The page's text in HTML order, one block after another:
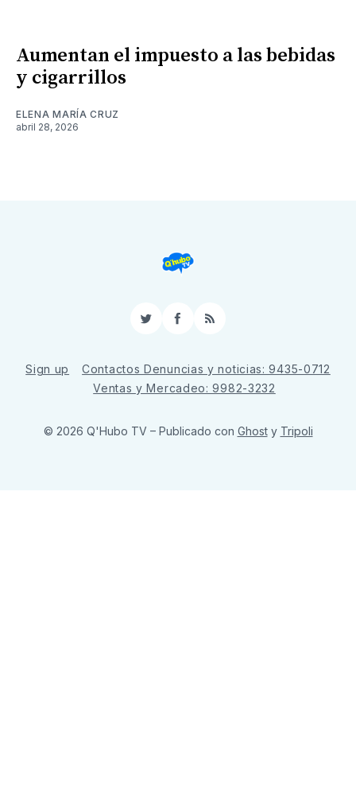
Aumentan el impuesto a las bebidas
y cigarrillos
ELENA MARÍA CRUZ
abril 28, 2026
TwitterFacebook
RSS
Sign up
Contactos Denuncias y noticias: 9435-0712
Ventas y Mercadeo: 9982-3232
© 2026 Q'Hubo TV – Publicado con Ghosty Tripoli